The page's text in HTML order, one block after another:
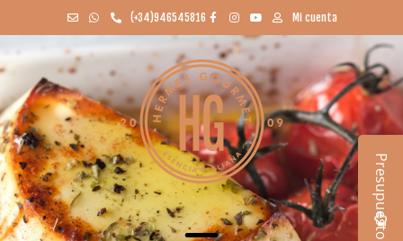
(+34)946545816 Mi cuenta
Presupuesto